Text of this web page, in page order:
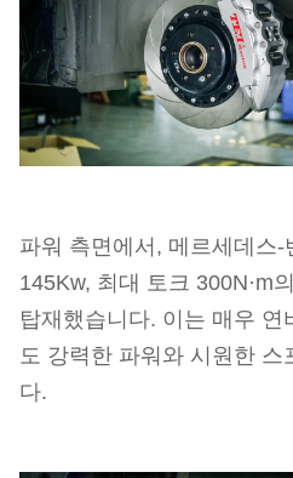
파워 측면에서, 메르세데스-
145Kw, 최대 토크 300N·m
탑재했습니다. 이는 매우 연
도 강력한 파워와 시원한 스
다.